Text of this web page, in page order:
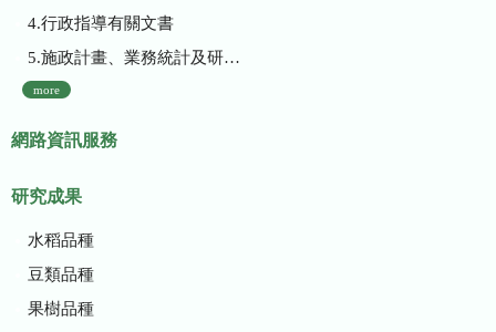
4.行政指導有關文書
5.施政計畫、業務統計及研究報告
more
網路資訊服務
研究成果
水稻品種
豆類品種
果樹品種